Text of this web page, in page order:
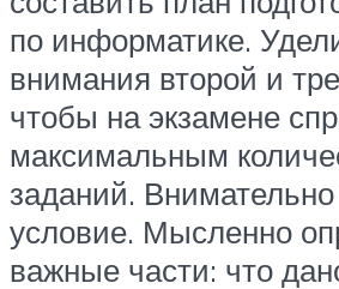
по информатике.
внимания второй и
чтобы на экзамене
максимальным
заданий.
условие. Мысленно
важные части: что